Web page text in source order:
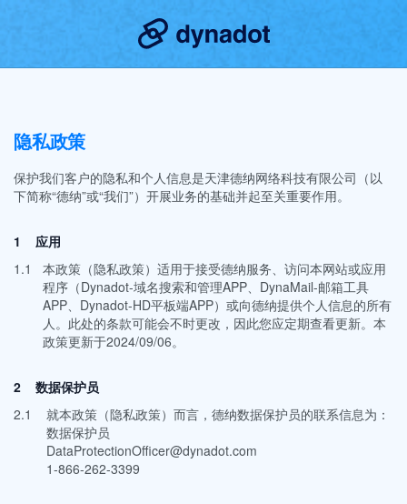
隐私政策
保护我们客户的隐私和个人信息是天津德纳网络科技有限公司（以
下简称“德纳”或“我们”）开展业务的基础并起至关重要作用。
1 应用
1.1本政策（隐私政策）适用于接受德纳服务、访问本网站或应用
程序（Dynadot-域名搜索和管理APP、DynaMail-邮箱工具
APP、Dynadot-HD平板端APP）或向德纳提供个人信息的所有
人。此处的条款可能会不时更改，因此您应定期查看更新。本
政策更新于2024/09/06。
2 数据保护员
2.1 就本政策（隐私政策）而言，德纳数据保护员的联系信息为：
数据保护员
DataProtectionOfficer@dynadot.com
1-866-262-3399